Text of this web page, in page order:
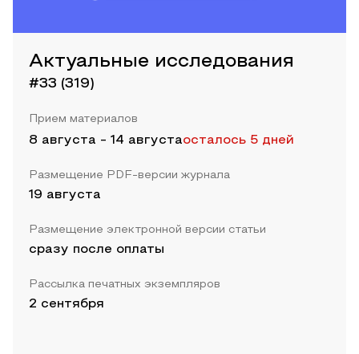
Актуальные исследования
#33 (319)
Прием материалов
8 августа - 14 августаосталось 5 дней
Размещение PDF-версии журнала
19 августа
Размещение электронной версии статьи
сразу после оплаты
Рассылка печатных экземпляров
2 сентября